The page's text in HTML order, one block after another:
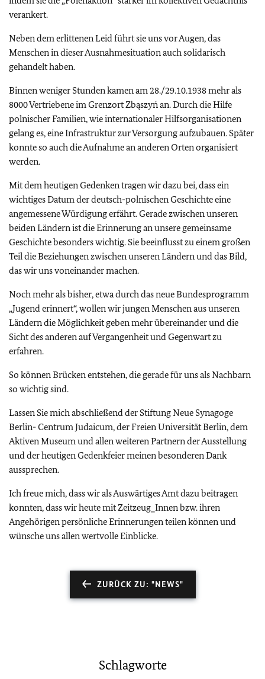
verankert.
Neben dem erlittenen Leid führt sie uns vor Augen, das
Menschen in dieser Ausnahmesituation auch solidarisch
gehandelt haben.
Binnen weniger Stunden kamen am 28./29.10.1938 mehr als
8000 Vertriebene im Grenzort Zbąszyń an. Durch die Hilfe
polnischer Familien, wie internationaler Hilfsorganisationen
gelang es, eine Infrastruktur zur Versorgung aufzubauen. Später
konnte so auch die Aufnahme an anderen Orten organisiert
werden.
Mit dem heutigen Gedenken tragen wir dazu bei, dass ein
wichtiges Datum der deutsch-polnischen Geschichte eine
angemessene Würdigung erfährt. Gerade zwischen unseren
beiden Ländern ist die Erinnerung an unsere gemeinsame
Geschichte besonders wichtig. Sie beeinflusst zu einem großen
Teil die Beziehungen zwischen unseren Ländern und das Bild,
das wir uns voneinander machen.
Noch mehr als bisher, etwa durch das neue Bundesprogramm
„Jugend erinnert“, wollen wir jungen Menschen aus unseren
Ländern die Möglichkeit geben mehr übereinander und die
Sicht des anderen auf Vergangenheit und Gegenwart zu
erfahren.
So können Brücken entstehen, die gerade für uns als Nachbarn
so wichtig sind.
Lassen Sie mich abschließend der Stiftung Neue Synagoge
Berlin- Centrum Judaicum, der Freien Universität Berlin, dem
Aktiven Museum und allen weiteren Partnern der Ausstellung
und der heutigen Gedenkfeier meinen besonderen Dank
aussprechen.
Ich freue mich, dass wir als Auswärtiges Amt dazu beitragen
konnten, dass wir heute mit Zeitzeug_Innen bzw. ihren
Angehörigen persönliche Erinnerungen teilen können und
wünsche uns allen wertvolle Einblicke.
ZURÜCK ZU: "NEWS"
Schlagworte